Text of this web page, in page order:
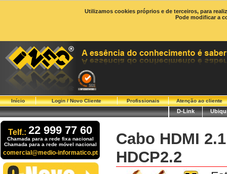
Utilizamos cookies próprios e de terceiros, para
Pode modificar a
Início Login / Novo Cliente Profissionais Atenção ao cliente
D-Link
Telf.: 22 999 77 60
Chamada para a rede fixa nacional
Chamada para a rede móvel nacional
comercial@medio-informatico.pt
Cabo HDMI
HDCP2.2